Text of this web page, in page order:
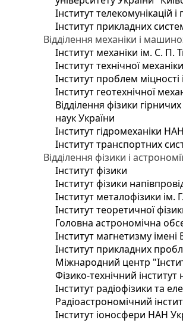
Інститут телекомунікацій
Інститут прикладних
Відділення механіки і
Інститут механіки ім. С.
Інститут технічної
Інститут проблем
Інститут геотехнічної
Відділення фізики
наук України
Інститут гідромеханіки
Інститут транспортних
Відділення фізики і
Інститут фізики
Інститут фізики
Інститут металофізики ім.
Інститут теоретичної
Головна астрономічна
Інститут магнетизму
Інститут прикладних
Міжнародний центр
Фізико-технічний
Інститут радіофізики та
Радіоастрономічний
Інститут іоносфери НАН